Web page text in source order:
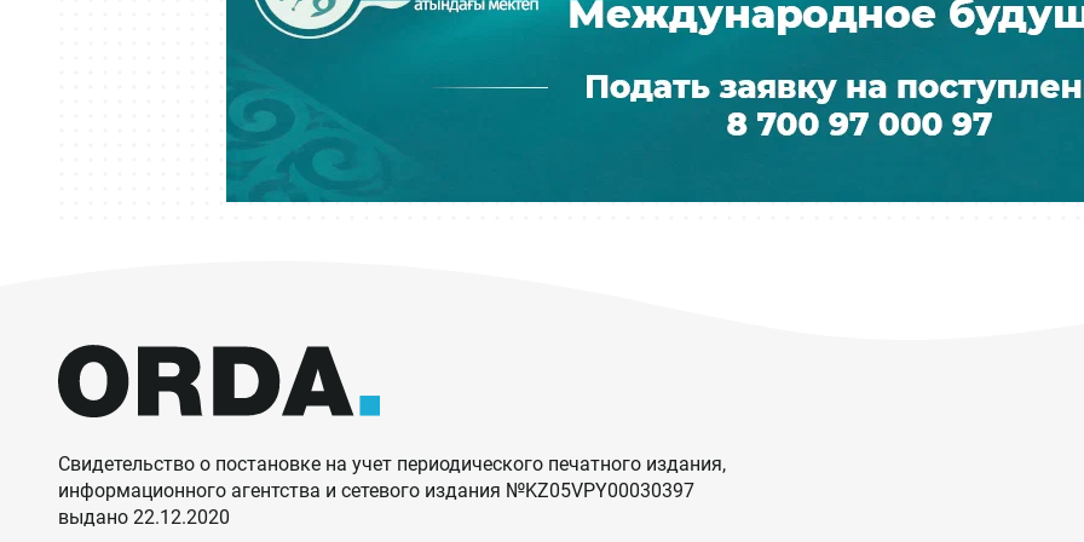
Свидетельство о постановке на учет периодического печатного издания,
информационного агентства и сетевого издания №KZ05VPY00030397
выдано 22.12.2020